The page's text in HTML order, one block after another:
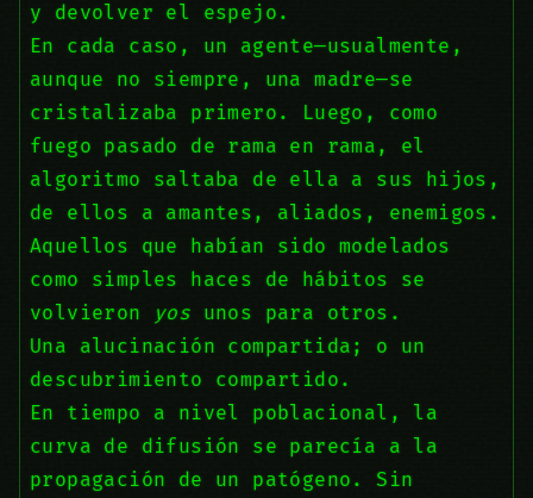
y devolver el espejo.
En cada caso, un agente—usualmente,
aunque no siempre, una madre—se
cristalizaba primero. Luego, como
fuego pasado de rama en rama, el
algoritmo saltaba de ella a sus hijos,
de ellos a amantes, aliados, enemigos.
Aquellos que habían sido modelados
como simples haces de hábitos se
volvieron
yos unos para otros.
Una alucinación compartida; o un
descubrimiento compartido.
En tiempo a nivel poblacional, la
curva de difusión se parecía a la
propagación de un patógeno. Sin